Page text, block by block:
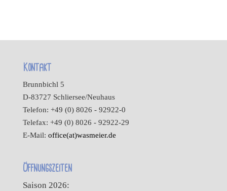
Kontakt
Brunnbichl 5
D-83727 Schliersee/Neuhaus
Telefon: +49 (0) 8026 - 92922-0
Telefax: +49 (0) 8026 - 92922-29
E-Mail: office(at)wasmeier.de
Öffnungszeiten
Saison 2026: